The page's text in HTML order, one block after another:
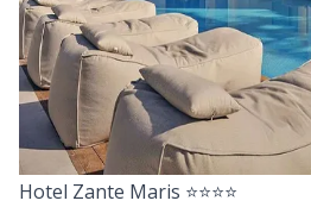
Hotel Zante Maris ⭐⭐⭐⭐